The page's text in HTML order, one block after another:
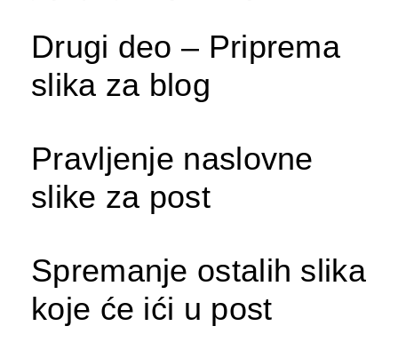
Drugi deo – Priprema
slika za blog
Pravljenje naslovne
slike za post
Spremanje ostalih slika
koje će ići u post